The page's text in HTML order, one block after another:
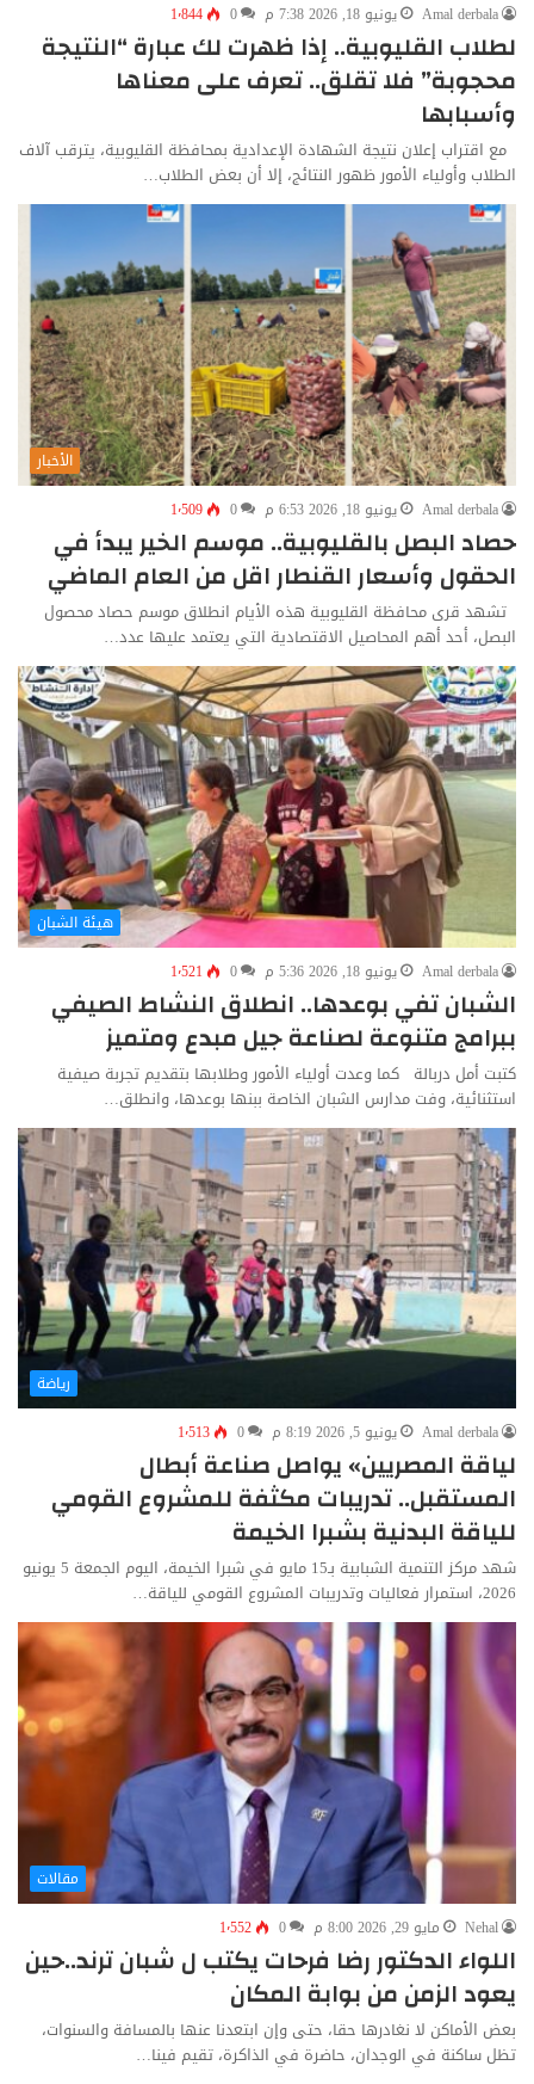
Amal derbala
يونيو 18, 2026 7:38 م 0 1٬844
لطلاب القليوبية.. إذا ظهرت لك عبارة “النتيجة
محجوبة” فلا تقلق.. تعرف على معناها
وأسبابها
مع اقتراب إعلان نتيجة الشهادة الإعدادية بمحافظة القليوبية، يترقب آلاف
الطلاب وأولياء الأمور ظهور النتائج، إلا أن بعض الطلاب…
الأخبار
Amal derbala
يونيو 18, 2026 6:53 م 0 1٬509
حصاد البصل بالقليوبية.. موسم الخير يبدأ في
الحقول وأسعار القنطار اقل من العام الماضي
تشهد قرى محافظة القليوبية هذه الأيام انطلاق موسم حصاد محصول
البصل، أحد أهم المحاصيل الاقتصادية التي يعتمد عليها عدد…
هيئة الشبان
Amal derbala
يونيو 18, 2026 5:36 م 0 1٬521
الشبان تفي بوعدها.. انطلاق النشاط الصيفي
ببرامج متنوعة لصناعة جيل مبدع ومتميز
كتبت أمل دربالة كما وعدت أولياء الأمور وطلابها بتقديم تجربة صيفية
استثنائية، وفت مدارس الشبان الخاصة ببنها بوعدها، وانطلق…
رياضة
Amal derbala
يونيو 5, 2026 8:19 م 0 1٬513
لياقة المصريين» يواصل صناعة أبطال
المستقبل.. تدريبات مكثفة للمشروع القومي
للياقة البدنية بشبرا الخيمة
شهد مركز التنمية الشبابية بـ15 مايو في شبرا الخيمة، اليوم الجمعة 5 يونيو
2026، استمرار فعاليات وتدريبات المشروع القومي للياقة…
مقالات
Nehal
مايو 29, 2026 8:00 م 0 1٬552
اللواء الدكتور رضا فرحات يكتب ل شبان ترند..حين
يعود الزمن من بوابة المكان
بعض الأماكن لا نغادرها حقا، حتى وإن ابتعدنا عنها بالمسافة والسنوات،
تظل ساكنة في الوجدان، حاضرة في الذاكرة، تقيم فينا…